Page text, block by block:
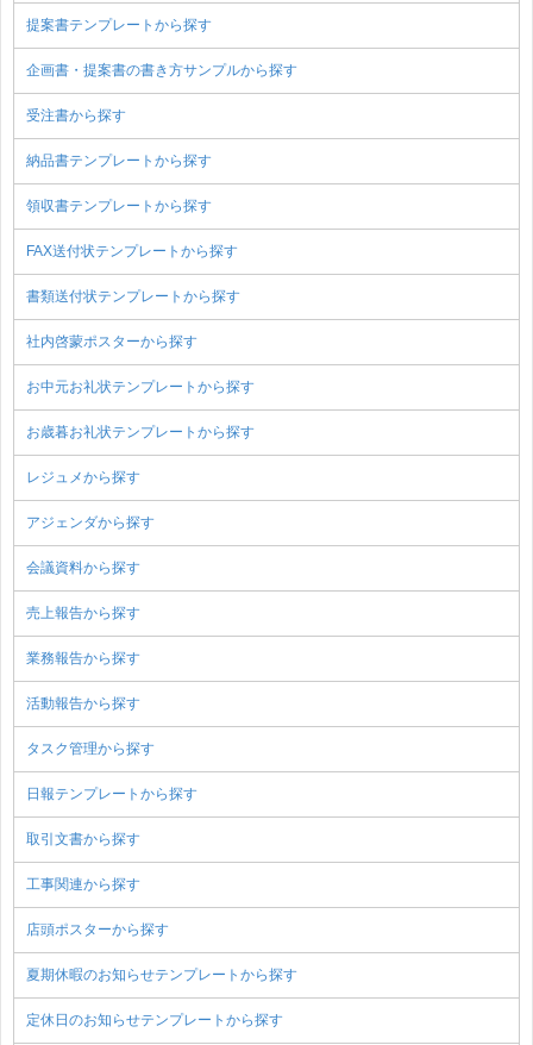
提案書テンプレートから探す
企画書・提案書の書き方サンプルから探す
受注書から探す
納品書テンプレートから探す
領収書テンプレートから探す
FAX送付状テンプレートから探す
書類送付状テンプレートから探す
社内啓蒙ポスターから探す
お中元お礼状テンプレートから探す
お歳暮お礼状テンプレートから探す
レジュメから探す
アジェンダから探す
会議資料から探す
売上報告から探す
業務報告から探す
活動報告から探す
タスク管理から探す
日報テンプレートから探す
取引文書から探す
工事関連から探す
店頭ポスターから探す
夏期休暇のお知らせテンプレートから探す
定休日のお知らせテンプレートから探す